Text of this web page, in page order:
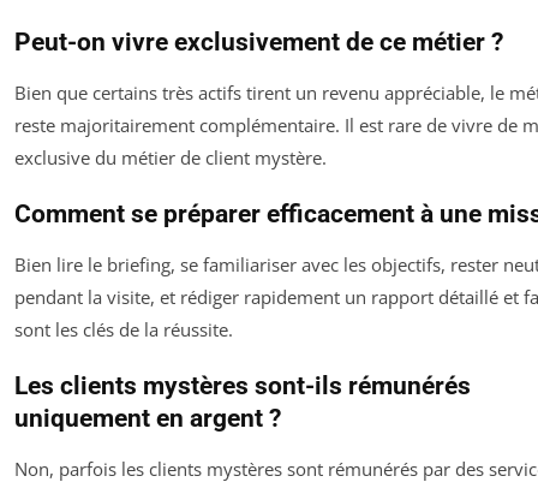
Peut-on vivre exclusivement de ce métier ?
Bien que certains très actifs tirent un revenu appréciable, le
reste majoritairement complémentaire. Il est rare de vivre de
exclusive du métier de client mystère.
Comment se préparer efficacement à une
Bien lire le briefing, se familiariser avec les objectifs, rester
pendant la visite, et rédiger rapidement un rapport détaillé et
sont les clés de la réussite.
Les clients mystères sont-ils rémunérés
uniquement en argent ?
Non, parfois les clients mystères sont rémunérés par des